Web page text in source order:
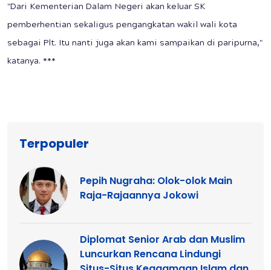
"Dari Kementerian Dalam Negeri akan keluar SK
pemberhentian sekaligus pengangkatan wakil wali kota
sebagai Plt. Itu nanti juga akan kami sampaikan di paripurna,"
katanya. ***
Terpopuler
Pepih Nugraha: Olok-olok Main
Raja-Rajaannya Jokowi
Diplomat Senior Arab dan Muslim
Luncurkan Rencana Lindungi